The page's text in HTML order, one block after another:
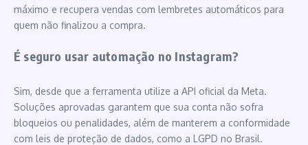
máximo e recupera vendas com lembretes automáticos para
quem não finalizou a compra.
É seguro usar automação no Instagram?
Sim, desde que a ferramenta utilize a API oficial da Meta.
Soluções aprovadas garantem que sua conta não sofra
bloqueios ou penalidades, além de manterem a conformidade
com leis de proteção de dados, como a LGPD no Brasil.